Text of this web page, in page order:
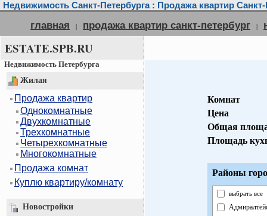
Недвижимость Санкт-Петербурга : Продажа квартир Санкт-
главная | продажа квартир санкт-петербург |
ESTATE.SPB.RU
Недвижимость Петербурга
Жилая
Продажа квартир
Однокомнатные
Двухкомнатные
Трехкомнатные
Четырехкомнатные
Многокомнатные
Продажа комнат
Куплю квартиру/комнату
Новостройки
Комнат
Цена
Общая
Площадь
Районы
выбрать все